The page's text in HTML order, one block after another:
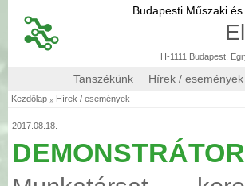
Budapesti Műszaki
H-1111 Budapest,
Tanszékünk Hírek / események
Kezdőlap » Hírek / események
2017.08.18.